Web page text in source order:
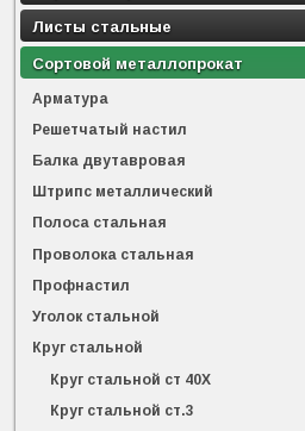
Листы стальные
Сортовой металлопрокат
Арматура
Решетчатый настил
Балка двутавровая
Штрипс металлический
Полоса стальная
Проволока стальная
Профнастил
Уголок стальной
Круг стальной
Круг стальной ст 40Х
Круг стальной ст.3